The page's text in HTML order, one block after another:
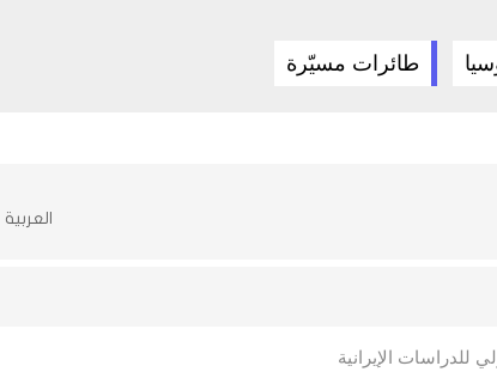
طائرات مسيّرة
العربية